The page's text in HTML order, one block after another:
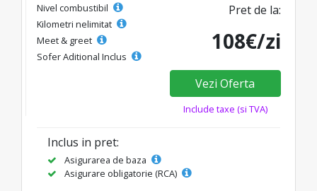
Nivel combustibil
Kilometri nelimitat
Meet & greet
Sofer Aditional Inclus
Pret de la:
108€/zi
Vezi Oferta
Include taxe (si TVA)
Inclus in pret:
Asigurarea de baza
Asigurare obligatorie (RCA)